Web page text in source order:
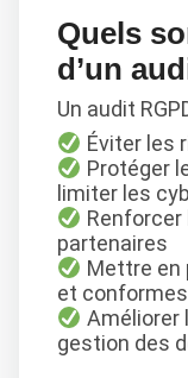
Quels
d’un
Un audit
Éviter les
Protéger
limiter les
partenaires
Mettre en
et conformes
Améliorer
gestion des